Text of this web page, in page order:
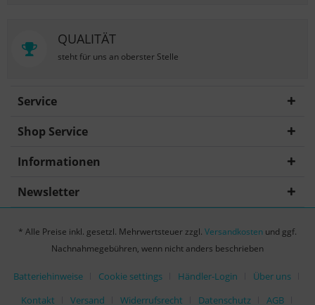
QUALITÄT
steht für uns an oberster Stelle
Service
Shop Service
Informationen
Newsletter
* Alle Preise inkl. gesetzl. Mehrwertsteuer zzgl. Versandkosten und ggf.
Nachnahmegebühren, wenn nicht anders beschrieben
Batteriehinweise Cookie settings Händler-Login
Über uns
Kontakt
Versand Widerrufsrecht Datenschutz AGB